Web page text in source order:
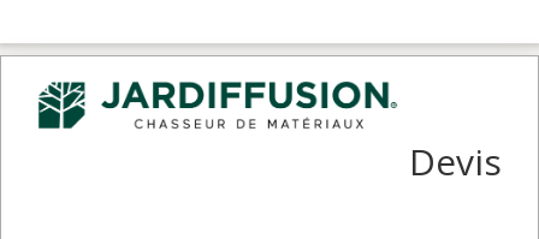
Devis